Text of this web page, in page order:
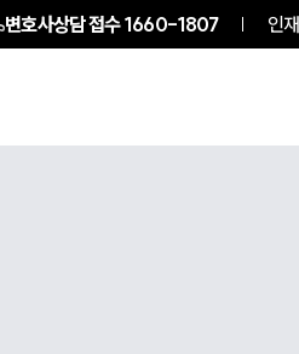
변호사상담 접수1660-1807 인